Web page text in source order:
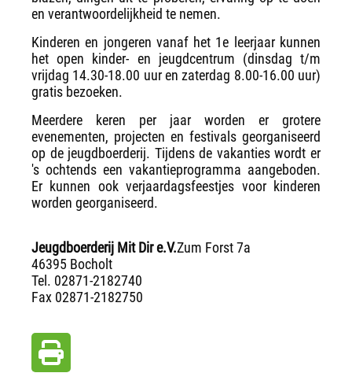
en verantwoordelijkheid te nemen.
Kinderen en jongeren vanaf het 1e leerjaar kunnen
het open kinder- en jeugdcentrum (dinsdag t/m
vrijdag 14.30-18.00 uur en zaterdag 8.00-16.00 uur)
gratis bezoeken.
Meerdere keren per jaar worden er grotere
evenementen, projecten en festivals georganiseerd
op de jeugdboerderij. Tijdens de vakanties wordt er
's ochtends een vakantieprogramma aangeboden.
Er kunnen ook verjaardagsfeestjes voor kinderen
worden georganiseerd.
Jeugdboerderij Mit Dir e.V.Zum Forst 7a
46395 Bocholt
Tel. 02871-2182740
Fax 02871-2182750